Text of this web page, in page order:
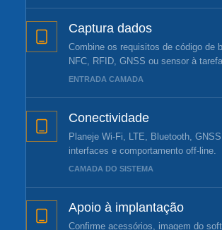
Captura dados
Combine os requisitos de código de
NFC, RFID, GNSS ou sensor à
ENTRADA CAMADA
Conectividade
Planeje Wi-Fi, LTE, Bluetooth,
interfaces e comportamento off-line.
CAMADA DO SISTEMA
Apoio à implantação
Confirme acessórios, imagem do